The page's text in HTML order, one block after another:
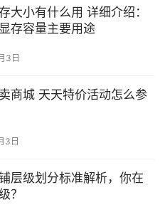
大小有什么用 详细介绍：
存容量主要用途
3日
商城 天天特价活动怎么参
3日
层级划分标准解析，你在
？